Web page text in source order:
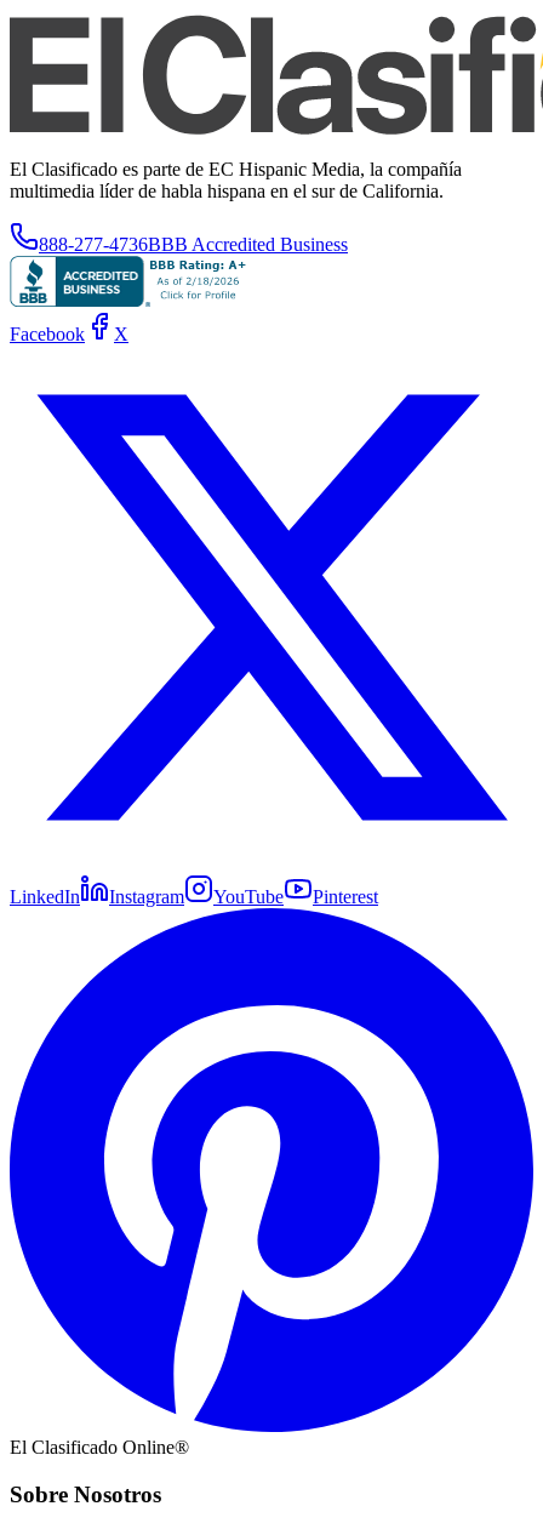
El Clasificado es parte de EC Hispanic Media, la compañía
multimedia líder de habla hispana en el sur de California.
888-277-4736BBB Accredited Business
Facebook X
LinkedIn Instagram YouTube Pinterest
El Clasificado Online®
Sobre Nosotros